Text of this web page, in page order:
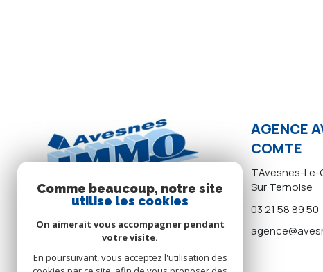
AGENCE
COMTE
TAvesnes-Le-
Sur Ternoise
03 21 58 89 50
Comme beaucoup, notre site
utilise les cookies
On aimerait vous accompagner pendant
votre visite.
En poursuivant, vous acceptez l'utilisation des